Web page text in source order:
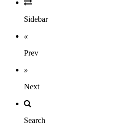
Sidebar
«
Prev
»
Next
Search